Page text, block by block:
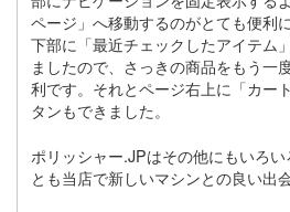
ページ」へ移動するのがとても便利
下部に「最近チェックしたアイテム
ましたので、さっきの商品をもう一
利です。それとページ右上に「カー
タンもできました。
ポリッシャー.JPはその他にもいろ
とも当店で新しいマシンとの良い出